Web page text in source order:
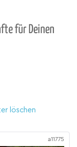
für Deinen
löschen
a11775